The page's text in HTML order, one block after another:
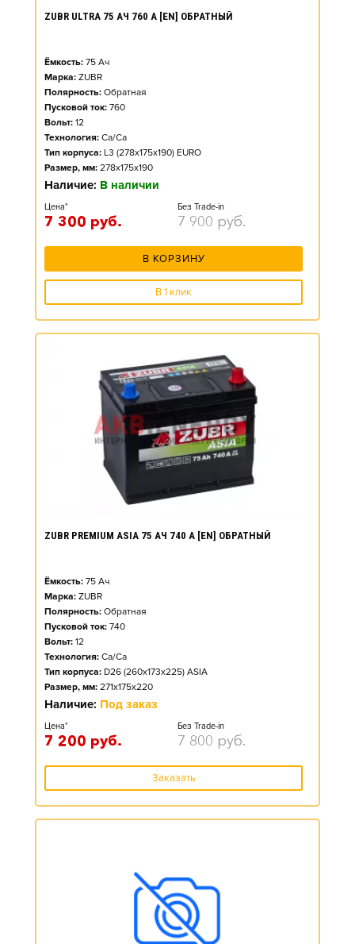
ZUBR ULTRA 75 АЧ 760 А [EN] ОБРАТНЫЙ
Ёмкость: 75 Ач
Марка: ZUBR
Полярность: Обратная
Пусковой ток: 760
Вольт: 12
Технология: Ca/Ca
Тип корпуса: L3 (278x175x190) EURO
Размер, мм: 278x175x190
Наличие: В наличии
Цена*
7 300 руб.
Без Trade-in
7 900 руб.
В КОРЗИНУ
В 1 клик
ZUBR PREMIUM ASIA 75 АЧ 740 А [EN] ОБРАТНЫЙ
Ёмкость: 75 Ач
Марка: ZUBR
Полярность: Обратная
Пусковой ток: 740
Вольт: 12
Технология: Ca/Ca
Тип корпуса: D26 (260x173x225) ASIA
Размер, мм: 271x175x220
Наличие: Под заказ
Цена*
7 200 руб.
Без Trade-in
7 800 руб.
Заказать